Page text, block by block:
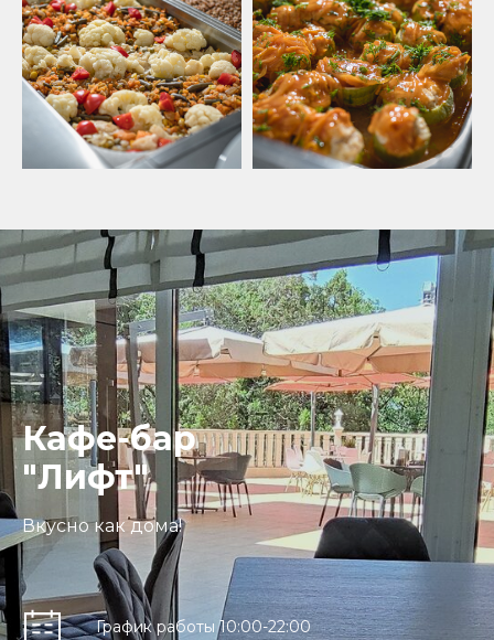
Кафе-бар
"Лифт"
Вкусно как дома!
График работы 10:00-22:00